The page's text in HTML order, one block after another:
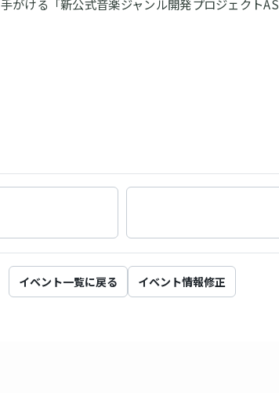
手がける「新公式音楽ジャンル開発プロジェクト
イベント一覧に戻る イベント情報修正